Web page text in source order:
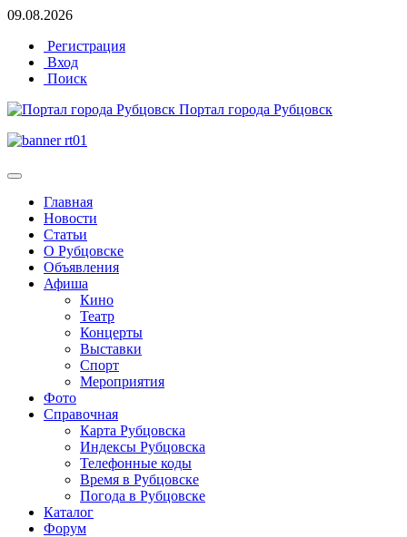
09.08.2026
Регистрация
Вход
Поиск
Портал города Рубцовск
Главная
Новости
Статьи
О Рубцовске
Объявления
Афиша
Кино
Театр
Концерты
Выставки
Спорт
Мероприятия
Фото
Справочная
Карта Рубцовска
Индексы Рубцовска
Телефонные коды
Время в Рубцовске
Погода в Рубцовске
Каталог
Форум